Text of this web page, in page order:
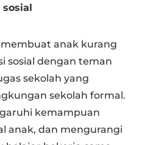
anak kurang
sosial dengan teman
sekolah yang
sekolah formal.
kemampuan
anak, dan mengurangi